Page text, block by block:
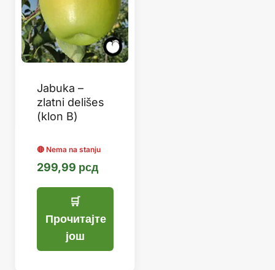
Jabuka –
zlatni delišes
(klon B)
299,99 рсд
Прочитајте
још